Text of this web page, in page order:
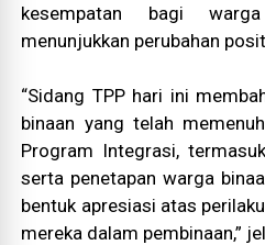
kesempatan bagi
menunjukkan perubahan
“Sidang TPP hari ini
binaan yang telah
Program Integrasi,
serta penetapan warga
bentuk apresiasi atas
mereka dalam pembinaan,”